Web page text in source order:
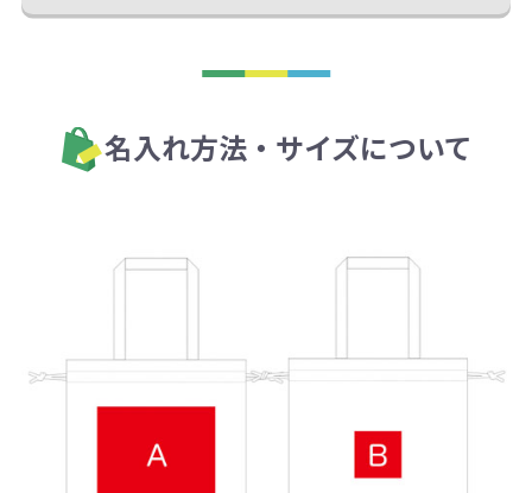
名入れ方法・サイズについて